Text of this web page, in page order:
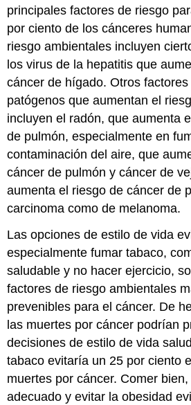
principales factores de riesgo
por ciento de los cánceres
riesgo ambientales incluyen
los virus de la hepatitis que
cáncer de hígado. Otros
patógenos que aumentan el
incluyen el radón, que aumenta
de pulmón, especialmente en
contaminación del aire, que
cáncer de pulmón y cáncer de
aumenta el riesgo de cáncer de
carcinoma como de melanoma.
Las opciones de estilo de vida
especialmente fumar tabaco,
saludable y no hacer ejercicio,
factores de riesgo ambientales
prevenibles para el cáncer. De
las muertes por cáncer podrían
decisiones de estilo de vida
tabaco evitaría un 25 por ciento
muertes por cáncer. Comer
adecuado y evitar la obesidad